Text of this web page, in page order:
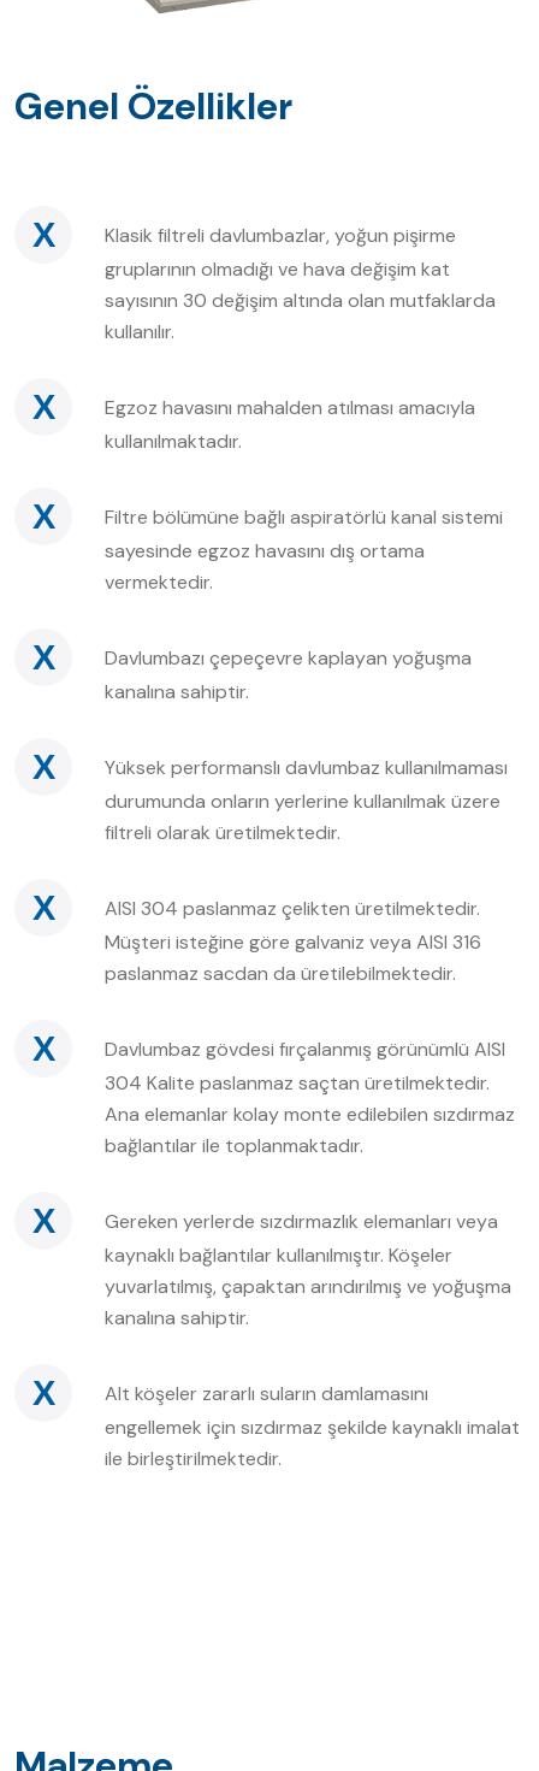
Genel Özellikler
X
Klasik filtreli davlumbazlar, yoğun pişirme
gruplarının olmadığı ve hava değişim kat
sayısının 30 değişim altında olan mutfaklarda
kullanılır.
X
Egzoz havasını mahalden atılması amacıyla
kullanılmaktadır.
X
Filtre bölümüne bağlı aspiratörlü kanal sistemi
sayesinde egzoz havasını dış ortama
vermektedir.
X
Davlumbazı çepeçevre kaplayan yoğuşma
kanalına sahiptir.
X
Yüksek performanslı davlumbaz kullanılmaması
durumunda onların yerlerine kullanılmak üzere
filtreli olarak üretilmektedir.
X
AISI 304 paslanmaz çelikten üretilmektedir.
Müşteri isteğine göre galvaniz veya AISI 316
paslanmaz sacdan da üretilebilmektedir.
X
Davlumbaz gövdesi fırçalanmış görünümlü AISI
304 Kalite paslanmaz saçtan üretilmektedir.
Ana elemanlar kolay monte edilebilen sızdırmaz
bağlantılar ile toplanmaktadır.
X
Gereken yerlerde sızdırmazlık elemanları veya
kaynaklı bağlantılar kullanılmıştır. Köşeler
yuvarlatılmış, çapaktan arındırılmış ve yoğuşma
kanalına sahiptir.
X
Alt köşeler zararlı suların damlamasını
engellemek için sızdırmaz şekilde kaynaklı imalat
ile birleştirilmektedir.